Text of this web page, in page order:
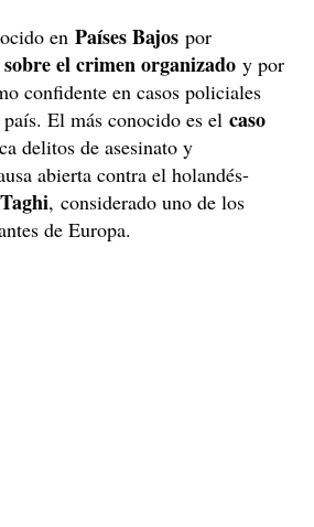
en Países Bajos por
sobre el crimen organizado y por
confidente en casos policiales
El más conocido es el caso
delitos de asesinato y
abierta contra el holandés-
, considerado uno de los
de Europa.